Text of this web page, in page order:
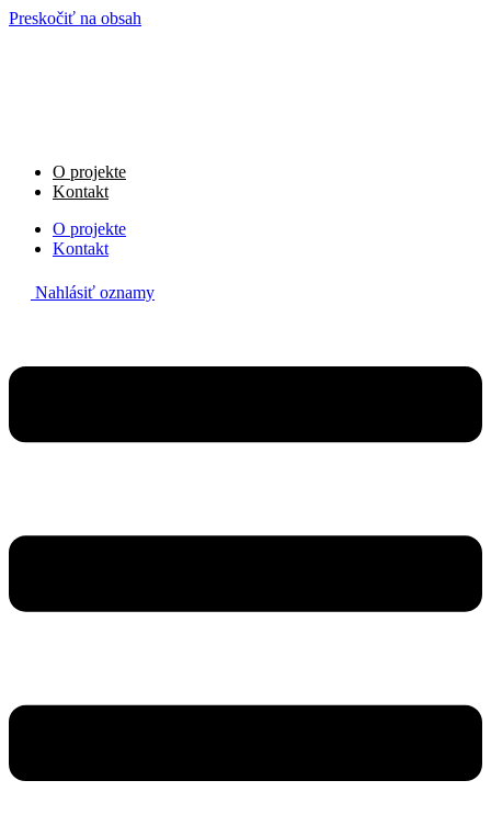
Preskočiť na obsah
O projekte
Kontakt
O projekte
Kontakt
Nahlásiť oznamy